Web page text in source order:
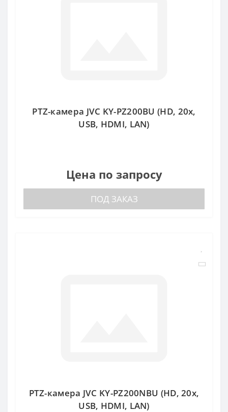
PTZ-камера JVC KY-PZ200BU (HD, 20x,
USB, HDMI, LAN)
Цена по запросу
ПОД ЗАКАЗ
PTZ-камера JVC KY-PZ200NBU (HD, 20x,
USB, HDMI, LAN)